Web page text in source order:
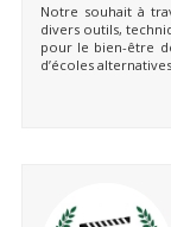
Notre souhait à
divers outils,
pour le bien-être
d’écoles alternatives